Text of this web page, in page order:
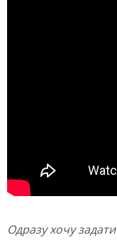
Одразу хочу